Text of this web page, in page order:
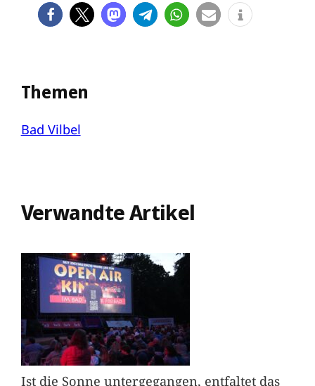
Themen
Bad Vilbel
Verwandte Artikel
Ist die Sonne untergegangen, entfaltet das